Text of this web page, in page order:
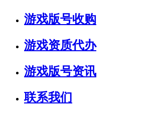
游戏版号收购
游戏资质代办
游戏版号资讯
联系我们